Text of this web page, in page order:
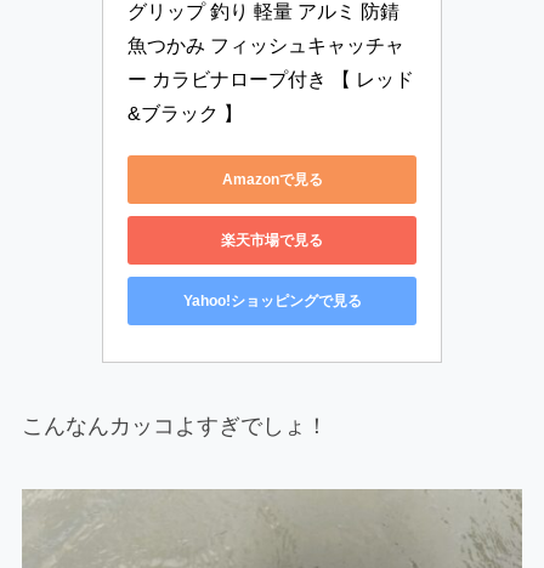
グリップ 釣り 軽量 アルミ 防錆
魚つかみ フィッシュキャッチャ
ー カラビナロープ付き 【 レッド
&ブラック 】
Amazonで見る
楽天市場で見る
Yahoo!ショッピングで見る
こんなんカッコよすぎでしょ！